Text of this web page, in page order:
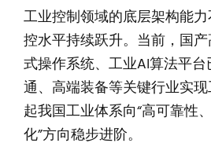
工业控制领域的底层架构能
控水平持续跃升。当前，国
式操作系统、工业AI算法平
通、高端装备等关键行业实
起我国工业体系向“高可靠性
化”方向稳步进阶。